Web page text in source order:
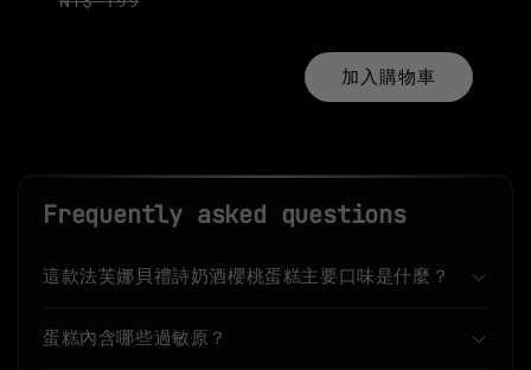
加入購物車
Frequently asked questions
這款法芙娜貝禮詩奶酒櫻桃蛋糕主要口味是什麼？
蛋糕內含哪些過敏原？